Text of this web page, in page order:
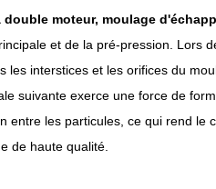
double moteur, moulage
et de la pré-pression. Lors
les interstices et les orifices du
suivante exerce une force de
entre les particules, ce qui rend le
de haute qualité.